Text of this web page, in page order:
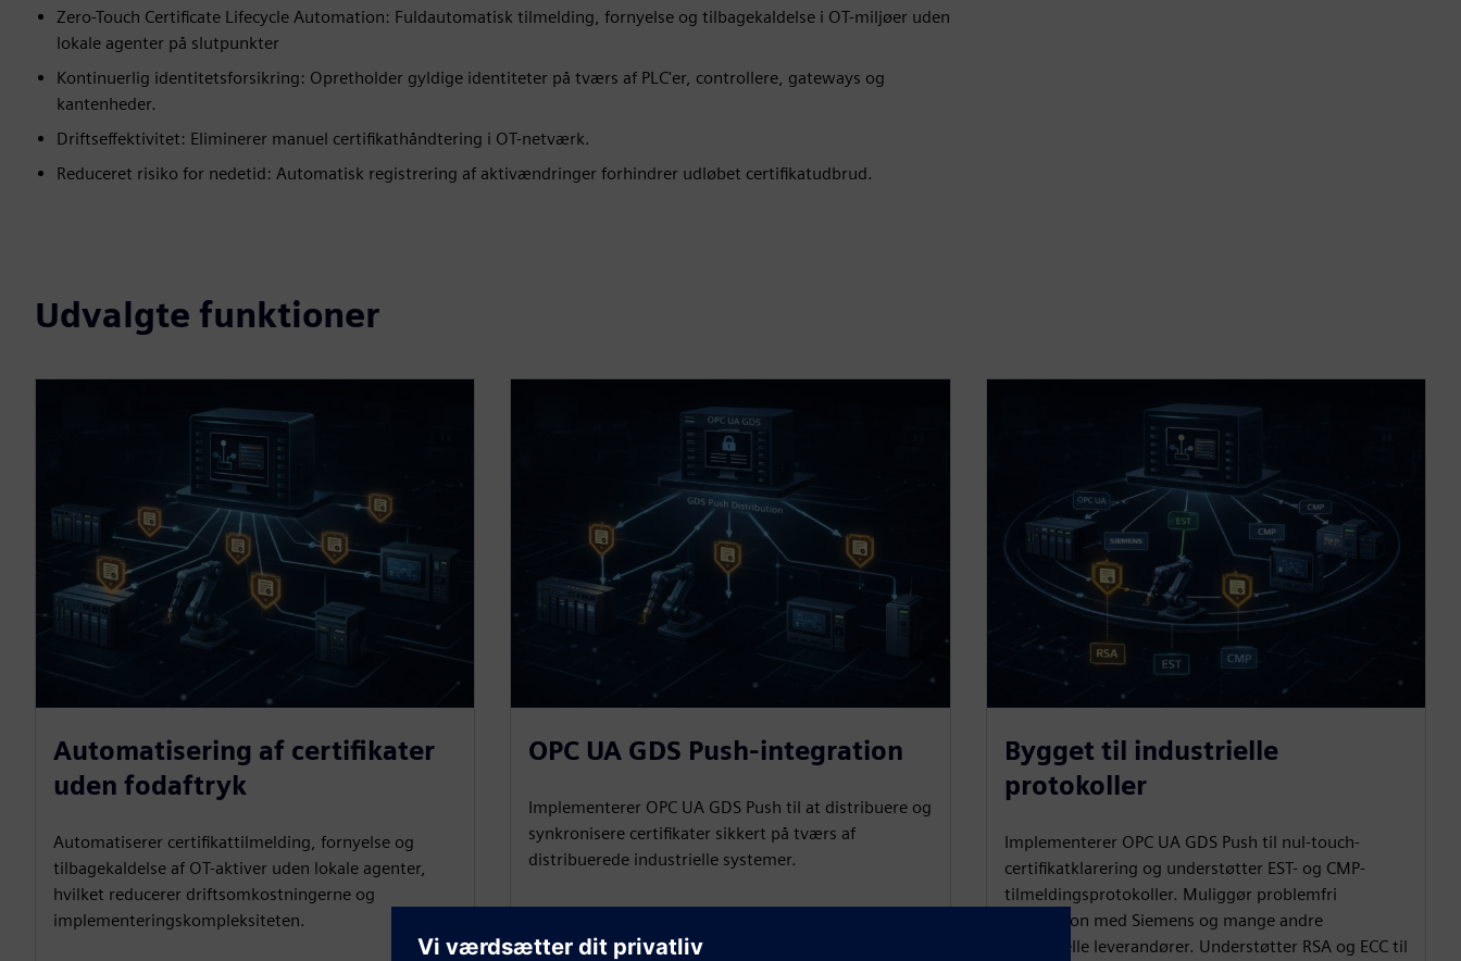
Zero-Touch Certificate Lifecycle Automation: Fuldautomatisk tilmelding, fornyelse og tilbagekaldelse i OT-miljøer uden
lokale agenter på slutpunkter
Kontinuerlig identitetsforsikring: Opretholder gyldige identiteter på tværs af PLC'er, controllere, gateways og
kantenheder.
Driftseffektivitet: Eliminerer manuel certifikathåndtering i OT-netværk.
Reduceret risiko for nedetid: Automatisk registrering af aktivændringer forhindrer udløbet certifikatudbrud.
Udvalgte funktioner
Automatisering af certifikater
uden fodaftryk
Automatiserer certifikattilmelding, fornyelse og
tilbagekaldelse af OT-aktiver uden lokale agenter,
hvilket reducerer driftsomkostningerne og
implementeringskompleksiteten.
OPC UA GDS Push-integration
Implementerer OPC UA GDS Push til at distribuere og
synkronisere certifikater sikkert på tværs af
distribuerede industrielle systemer.
Bygget til industrielle
protokoller
Implementerer OPC UA GDS Push til nul-touch-
certifikatklarering og understøtter EST- og CMP-
tilmeldingsprotokoller. Muliggør problemfri
integration med Siemens og mange andre
industrielle leverandører. Understøtter RSA og ECC til